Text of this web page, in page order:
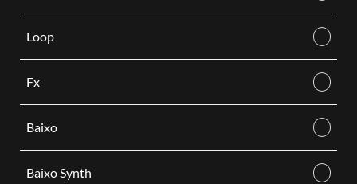
Loop
Fx
Baixo
Baixo Synth